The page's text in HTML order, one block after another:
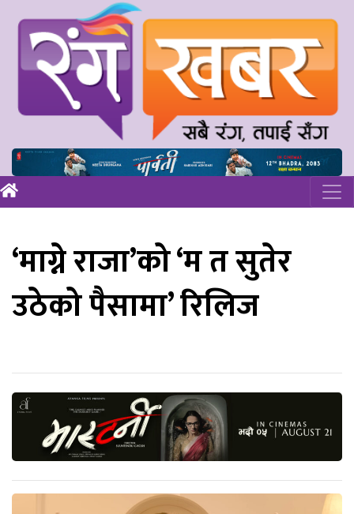
‘माग्ने राजा’को ‘म त सुतेर
उठेको पैसामा’ रिलिज